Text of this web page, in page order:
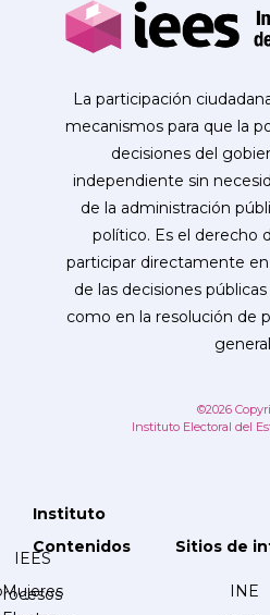
La participación
mecanismos para que la
decisiones del
independiente sin
de la administración
político. Es el derecho
participar directamente
de las decisiones
como en la resolución de
©2026
Instituto Electoral del
Instituto
IEES
Contenidos
Mujeres
Sitios de
INE